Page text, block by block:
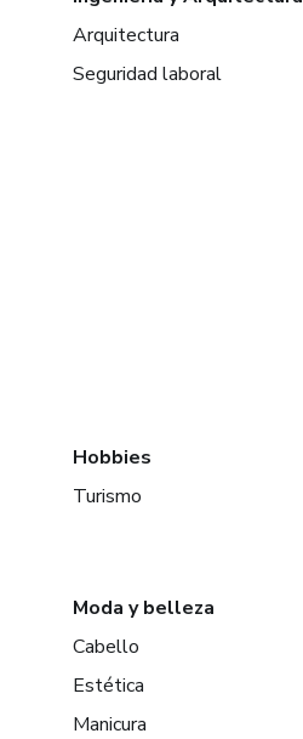
Arquitectura
Seguridad laboral
Hobbies
Turismo
Moda y belleza
Cabello
Estética
Manicura